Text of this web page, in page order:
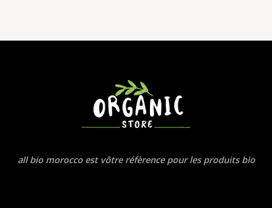
all bio morocco est vôtre réfèrence pour les produits bio